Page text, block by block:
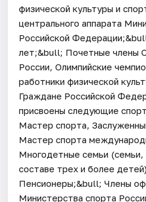
физической культуры и
центрального аппарата
Российской
лет;&bull; Почетные члены
России, Олимпийские
работники физической
Граждане Российской
присвоены следующие
Мастер спорта,
Мастер спорта
Многодетные семьи
составе трех и более
Пенсионеры;&bull; Члены
Министерства спорта